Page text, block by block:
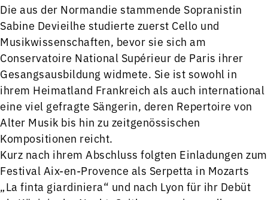
Die aus der Normandie stammende Sopranistin
Sabine Devieilhe studierte zuerst Cello und
Musikwissenschaften, bevor sie sich am
Conservatoire National Supérieur de Paris ihrer
Gesangsausbildung widmete. Sie ist sowohl in
ihrem Heimatland Frankreich als auch international
eine viel gefragte Sängerin, deren Repertoire von
Alter Musik bis hin zu zeitgenössischen
Kompositionen reicht.
Kurz nach ihrem Abschluss folgten Einladungen zum
Festival Aix-en-Provence als Serpetta in Mozarts
„La finta giardiniera“ und nach Lyon für ihr Debüt